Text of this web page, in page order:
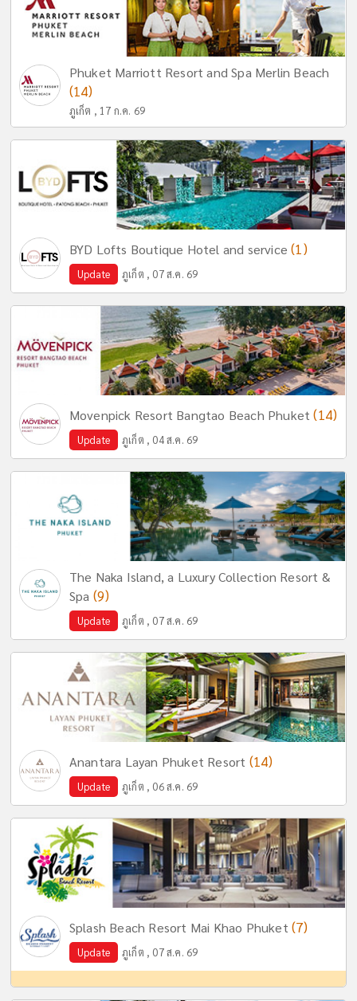
Phuket Marriott Resort and Spa Merlin Beach
(14)
ภูเก็ต , 17 ก.ค. 69
BYD Lofts Boutique Hotel and service(1)
Update ภูเก็ต , 07 ส.ค. 69
Movenpick Resort Bangtao Beach Phuket(14)
Update ภูเก็ต , 04 ส.ค. 69
The Naka Island, a Luxury Collection Resort &
Spa (9)
Update ภูเก็ต , 07 ส.ค. 69
Anantara Layan Phuket Resort (14)
Update ภูเก็ต , 06 ส.ค. 69
Splash Beach Resort Mai Khao Phuket (7)
Update ภูเก็ต , 07 ส.ค. 69